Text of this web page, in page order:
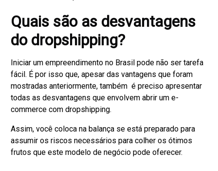
Quais são as desvantagens
do dropshipping?
Iniciar um empreendimento no Brasil pode não ser tarefa
fácil. É por isso que, apesar das vantagens que foram
mostradas anteriormente, também é preciso apresentar
todas as desvantagens que envolvem abrir um e-
commerce com dropshipping.
Assim, você coloca na balança se está preparado para
assumir os riscos necessários para colher os ótimos
frutos que este modelo de negócio pode oferecer.